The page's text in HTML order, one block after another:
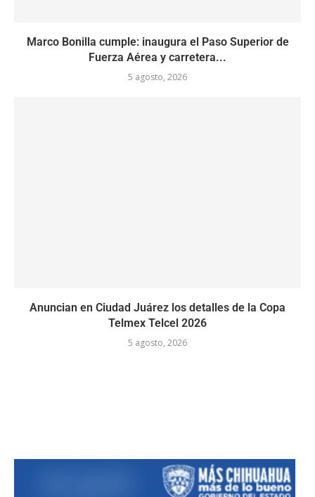
Marco Bonilla cumple: inaugura el Paso Superior de
Fuerza Aérea y carretera...
5 agosto, 2026
Anuncian en Ciudad Juárez los detalles de la Copa
Telmex Telcel 2026
5 agosto, 2026